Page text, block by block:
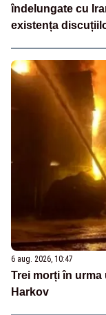
îndelungate cu
existența
6 aug. 2026, 10:47
Trei morți în
Harkov